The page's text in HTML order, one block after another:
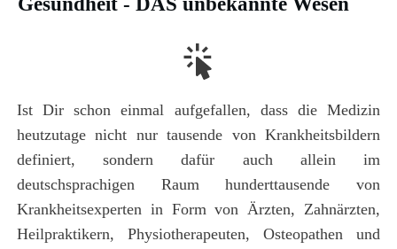
Ist Dir schon einmal aufgefallen, dass die Medizin
heutzutage nicht nur tausende von Krankheitsbildern
definiert, sondern dafür auch allein im
deutschsprachigen Raum hunderttausende von
Krankheitsexperten in Form von Ärzten, Zahnärzten,
Heilpraktikern, Physiotherapeuten, Osteopathen und